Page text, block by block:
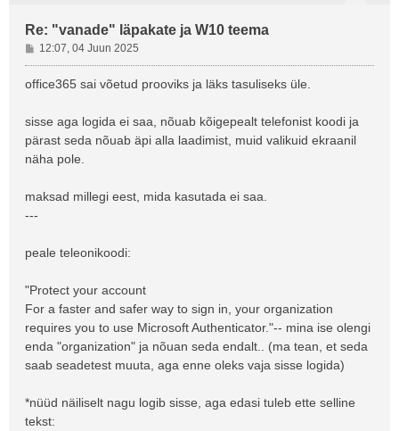
Re: "vanade" läpakate ja W10 teema
P
o
s
t
u
s
12:07, 04 Juun 2025
office365 sai võetud prooviks ja läks tasuliseks üle.
sisse aga logida ei saa, nõuab kõigepealt telefonist koodi ja
pärast seda nõuab äpi alla laadimist, muid valikuid ekraanil
näha pole.
maksad millegi eest, mida kasutada ei saa.
---
peale teleonikoodi:
"Protect your account
For a faster and safer way to sign in, your organization
requires you to use Microsoft Authenticator."-- mina ise olengi
enda "organization" ja nõuan seda endalt.. (ma tean, et seda
saab seadetest muuta, aga enne oleks vaja sisse logida)
*nüüd näiliselt nagu logib sisse, aga edasi tuleb ette selline
tekst: